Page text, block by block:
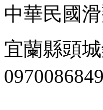
中華民國
宜蘭縣頭